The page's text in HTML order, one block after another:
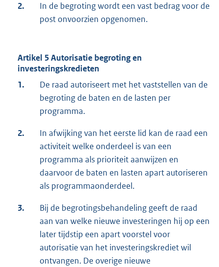
2.
In de begroting wordt een vast bedrag voor de
post onvoorzien opgenomen.
Artikel 5 Autorisatie begroting en
investeringskredieten
1.
De raad autoriseert met het vaststellen van de
begroting de baten en de lasten per
programma.
2.
In afwijking van het eerste lid kan de raad een
activiteit welke onderdeel is van een
programma als prioriteit aanwijzen en
daarvoor de baten en lasten apart autoriseren
als programmaonderdeel.
3.
Bij de begrotingsbehandeling geeft de raad
aan van welke nieuwe investeringen hij op een
later tijdstip een apart voorstel voor
autorisatie van het investeringskrediet wil
ontvangen. De overige nieuwe